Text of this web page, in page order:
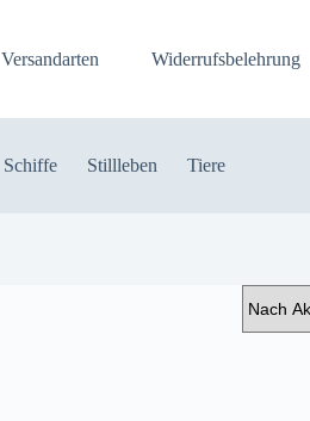
Versandarten Widerrufsbelehrung
Schiffe Stillleben Tiere